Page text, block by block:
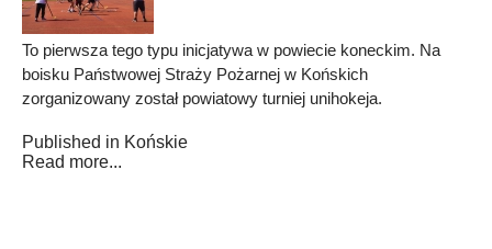
To pierwsza tego typu inicjatywa w powiecie koneckim. Na
boisku Państwowej Straży Pożarnej w Końskich
zorganizowany został powiatowy turniej unihokeja.
Published in Końskie
Read more...